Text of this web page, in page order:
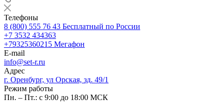
Телефоны
8 (800) 555 76 43 Бесплатный по России
+7 3532 434363
+79325360215 Мегафон
E-mail
info@set-r.ru
Адрес
г. Оренбург, ул Орская, зд. 49/1
Режим работы
Пн. – Пт.: с 9:00 до 18:00 МСК